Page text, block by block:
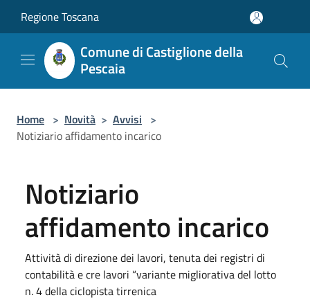
Regione Toscana
Comune di Castiglione della
Pescaia
Home > Novità > Avvisi >
Notiziario affidamento incarico
Notiziario
affidamento incarico
Attività di direzione dei lavori, tenuta dei registri di
contabilità e cre lavori “variante migliorativa del lotto
n. 4 della ciclopista tirrenica